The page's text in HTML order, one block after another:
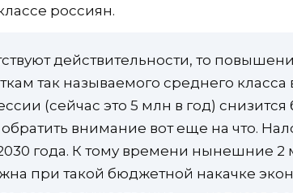
россиян.
действительности, то
так называемого среднего класса
(сейчас это 5 млн в год) снизится
обратить внимание вот еще на что.
года. К тому времени нынешние 2
при такой бюджетной накачке